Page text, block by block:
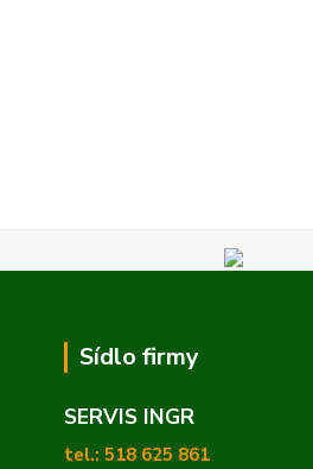
Sídlo firmy
SERVIS INGR
tel.: 518 625 861